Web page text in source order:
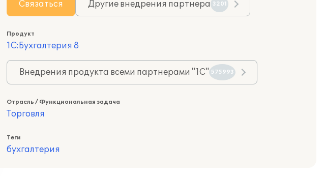
Связаться Другие внедрения партнера 3201
Продукт
1С:Бухгалтерия 8
Внедрения продукта всеми партнерами "1С" 575993
Отрасль / Функциональная задача
Торговля
Теги
бухгалтерия